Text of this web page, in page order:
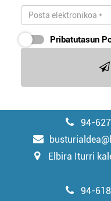
Pribatutasun
94-
Elbira Iturri
94-